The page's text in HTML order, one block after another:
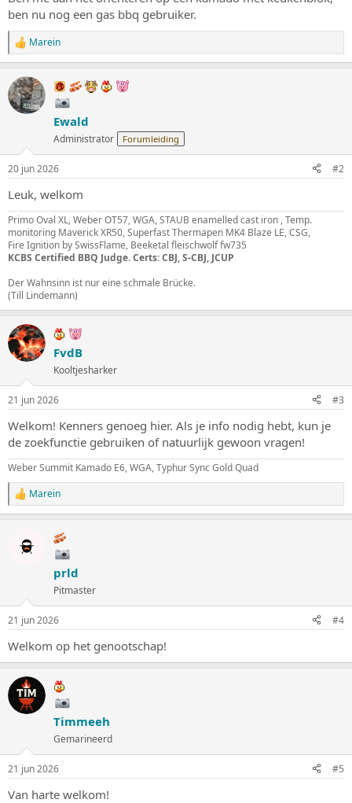
t
a
r
t
e
r
ben nu nog een gas bbq gebruiker.
W
a
r
d
e
e
:
Marein
Ewald
Administrator Forumleiding
20 jun 2026 #2
Leuk, welkom
Primo Oval XL, Weber OT57, WGA, STAUB enamelled cast iron , Temp.
monitoring Maverick XR50, Superfast Thermapen MK4 Blaze LE, CSG,
Fire Ignition by SwissFlame, Beeketal fleischwolf fw735
KCBS Certified BBQ Judge. Certs: CBJ, S-CBJ, JCUP
Der Wahnsinn ist nur eine schmale Brücke.
(Till Lindemann)
FvdB
Kooltjesharker
21 jun 2026 #3
Welkom! Kenners genoeg hier. Als je info nodig hebt, kun je
de zoekfunctie gebruiken of natuurlijk gewoon vragen!
Weber Summit Kamado E6, WGA, Typhur Sync Gold Quad
W
a
e
:
Marein
prld
Pitmaster
21 jun 2026 #4
Welkom op het genootschap!
Timmeeh
Gemarineerd
21 jun 2026 #5
Van harte welkom!